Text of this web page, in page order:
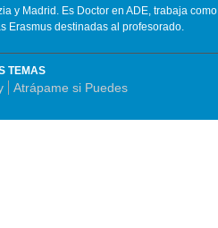
y Madrid. Es Doctor en ADE, trabaja como
Erasmus destinadas al profesorado.
TEMAS
Atrápame si Puedes